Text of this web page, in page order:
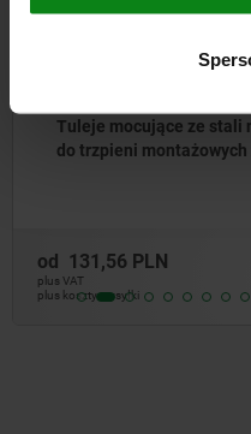
ze stali nierdzewnej do
montażowych z załączaniem
PLN